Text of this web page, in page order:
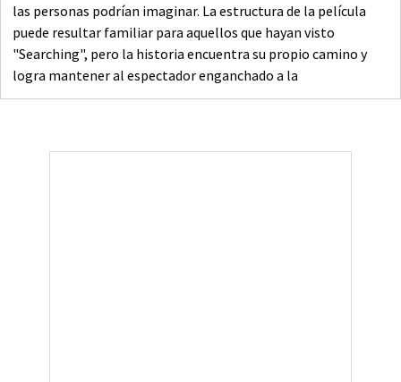
las personas podrían imaginar. La estructura de la película
puede resultar familiar para aquellos que hayan visto
"Searching", pero la historia encuentra su propio camino y
logra mantener al espectador enganchado a la